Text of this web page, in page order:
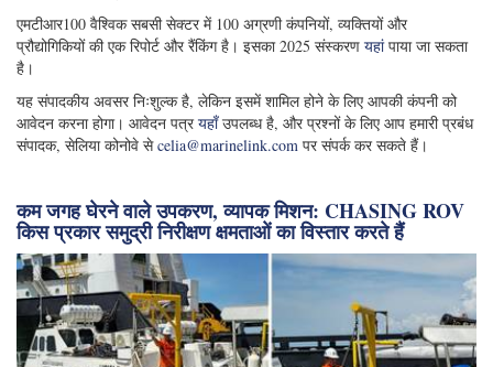
एमटीआर100 वैश्विक सबसी सेक्टर में 100 अग्रणी कंपनियों, व्यक्तियों और
प्रौद्योगिकियों की एक रिपोर्ट और रैंकिंग है। इसका 2025 संस्करण यहांपाया जा सकता
है।
यह संपादकीय अवसर निःशुल्क है, लेकिन इसमें शामिल होने के लिए आपकी कंपनी को
आवेदन करना होगा। आवेदन पत्रयहाँउपलब्ध है, और प्रश्नों के लिए आप हमारी प्रबंध
संपादक, सेलिया कोनोवे सेcelia@marinelink.com पर संपर्क कर सकते हैं।
कम जगह घेरने वाले उपकरण, व्यापक मिशन: CHASING ROV
किस प्रकार समुद्री निरीक्षण क्षमताओं का विस्तार करते हैं